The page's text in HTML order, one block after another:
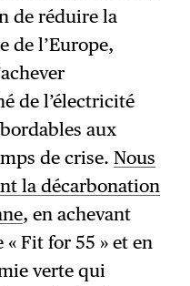
de réduire la
de l’Europe,
de l’électricité
aux
de crise.Nous
la décarbonation
, en achevant
Fit for 55 » et en
verte qui